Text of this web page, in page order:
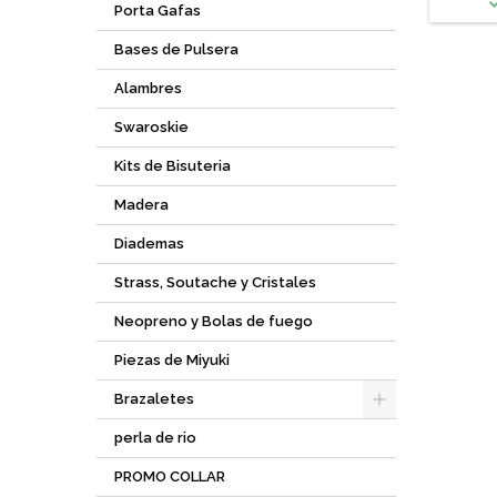
Porta Gafas
Bases de Pulsera
Alambres
Swaroskie
Kits de Bisuteria
Madera
Diademas
Strass, Soutache y Cristales
Neopreno y Bolas de fuego
Piezas de Miyuki
Brazaletes
perla de rio
PROMO COLLAR